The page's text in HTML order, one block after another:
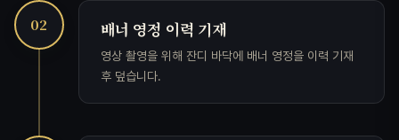
02 배너 영정 이력 기재
영상 촬영을 위해 잔디 바닥에 배너 영정을 이력 기재
후 덮습니다.